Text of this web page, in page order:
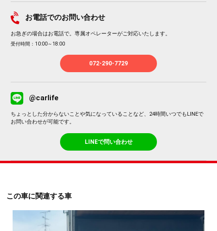
お電話でのお問い合わせ
お急ぎの場合はお電話で。専属オペレーターがご対応いたします。
受付時間：10:00～18:00
072-290-7729
@carlife
ちょっとした分からないことや気になっていることなど、24時間いつでもLINEで
お問い合わせが可能です。
LINEで問い合わせ
この車に関連する車